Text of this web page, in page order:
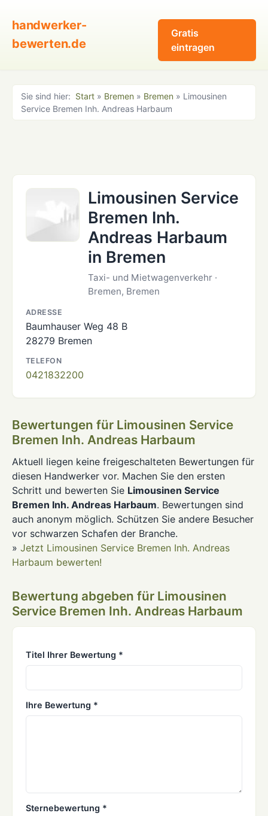
handwerker-
bewerten.de
Gratis
eintragen
Sie sind hier: Start » Bremen » Bremen » Limousinen
Service Bremen Inh. Andreas Harbaum
Limousinen Service
Bremen Inh.
Andreas Harbaum
in Bremen
Taxi- und Mietwagenverkehr ·
Bremen, Bremen
ADRESSE
Baumhauser Weg 48 B
28279 Bremen
TELEFON
0421832200
Bewertungen für Limousinen Service
Bremen Inh. Andreas Harbaum
Aktuell liegen keine freigeschalteten Bewertungen für
diesen Handwerker vor. Machen Sie den ersten
Schritt und bewerten Sie Limousinen Service
Bremen Inh. Andreas Harbaum. Bewertungen sind
auch anonym möglich. Schützen Sie andere Besucher
vor schwarzen Schafen der Branche.
» Jetzt Limousinen Service Bremen Inh. Andreas
Harbaum bewerten!
Bewertung abgeben für Limousinen
Service Bremen Inh. Andreas Harbaum
Titel Ihrer Bewertung *
Ihre Bewertung *
Sternebewertung *